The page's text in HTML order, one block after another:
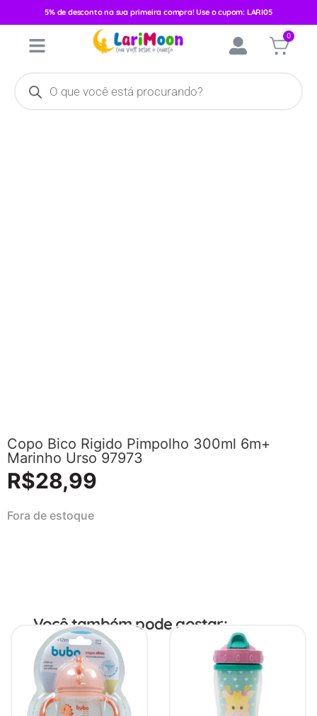
5% de desconto na sua primeira compra! Use o cupom: LARI05
0
Acessórios/ Alimentação/Copos e Garrafas/ Copo Bico
Rigido Pimpolho 300ml 6m+ Marinho Urso 97973
Copo Bico Rigido Pimpolho 300ml 6m+
Marinho Urso 97973
R$28,99
Fora de estoque
Você também pode gostar: